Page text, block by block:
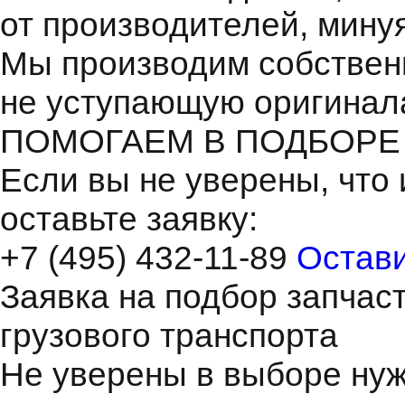
от производителей,
Мы производим
не уступающую
ПОМОГАЕМ В ПОДБОРЕ
Если вы не уверены, что
оставьте заявку:
+7 (495) 432-11-89
Заявка на подбор
грузового транспорта
Не уверены в выборе